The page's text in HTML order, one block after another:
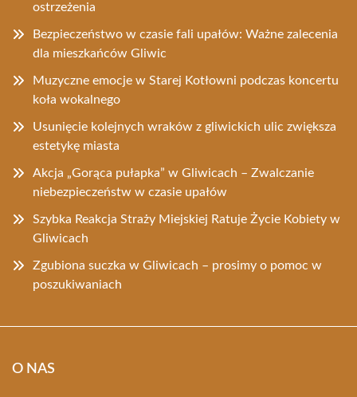
ostrzeżenia
Bezpieczeństwo w czasie fali upałów: Ważne zalecenia
dla mieszkańców Gliwic
Muzyczne emocje w Starej Kotłowni podczas koncertu
koła wokalnego
Usunięcie kolejnych wraków z gliwickich ulic zwiększa
estetykę miasta
Akcja „Gorąca pułapka” w Gliwicach – Zwalczanie
niebezpieczeństw w czasie upałów
Szybka Reakcja Straży Miejskiej Ratuje Życie Kobiety w
Gliwicach
Zgubiona suczka w Gliwicach – prosimy o pomoc w
poszukiwaniach
O NAS